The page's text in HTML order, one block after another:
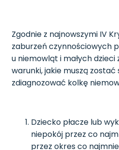
Zgodnie z najnowszymi IV
zaburzeń czynnościowych
u niemowląt i małych dzieci
warunki, jakie muszą zostać
zdiagnozować kolkę
Dziecko płacze lub
niepokój przez co
przez okres co